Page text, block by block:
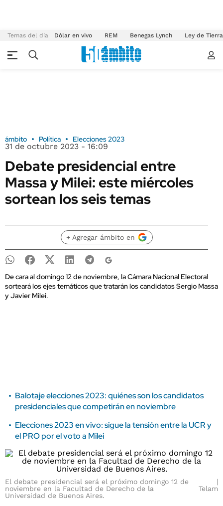
Temas del día Dólar en vivo REM Benegas Lynch Ley de
ámbito Política Elecciones 2023
31 de octubre 2023 - 16:09
Debate presidencial entre
Massa y Milei: este miércoles
sortean los seis temas
+ Agregar ámbito en
De cara al domingo 12 de noviembre, la Cámara Nacional Electoral
sorteará los ejes temáticos que tratarán los candidatos Sergio Massa
y Javier Milei.
Balotaje elecciones 2023: quiénes son los candidatos
presidenciales que competirán en noviembre
Elecciones 2023 en vivo: sigue la tensión entre la UCR y
el PRO por el voto a Milei
El debate presidencial será el próximo domingo 12 de
noviembre en la Facultad de Derecho de la
Universidad de Buenos Aires.
Telam